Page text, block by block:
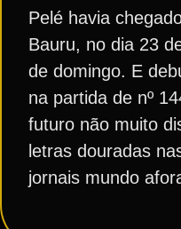
Pelé havia
Bauru, no dia 23
de domingo. E
na partida de nº
futuro não muito
letras douradas
jornais mundo